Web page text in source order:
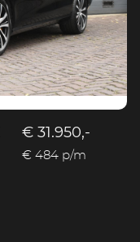
€ 31.950,-
€ 484 p/m